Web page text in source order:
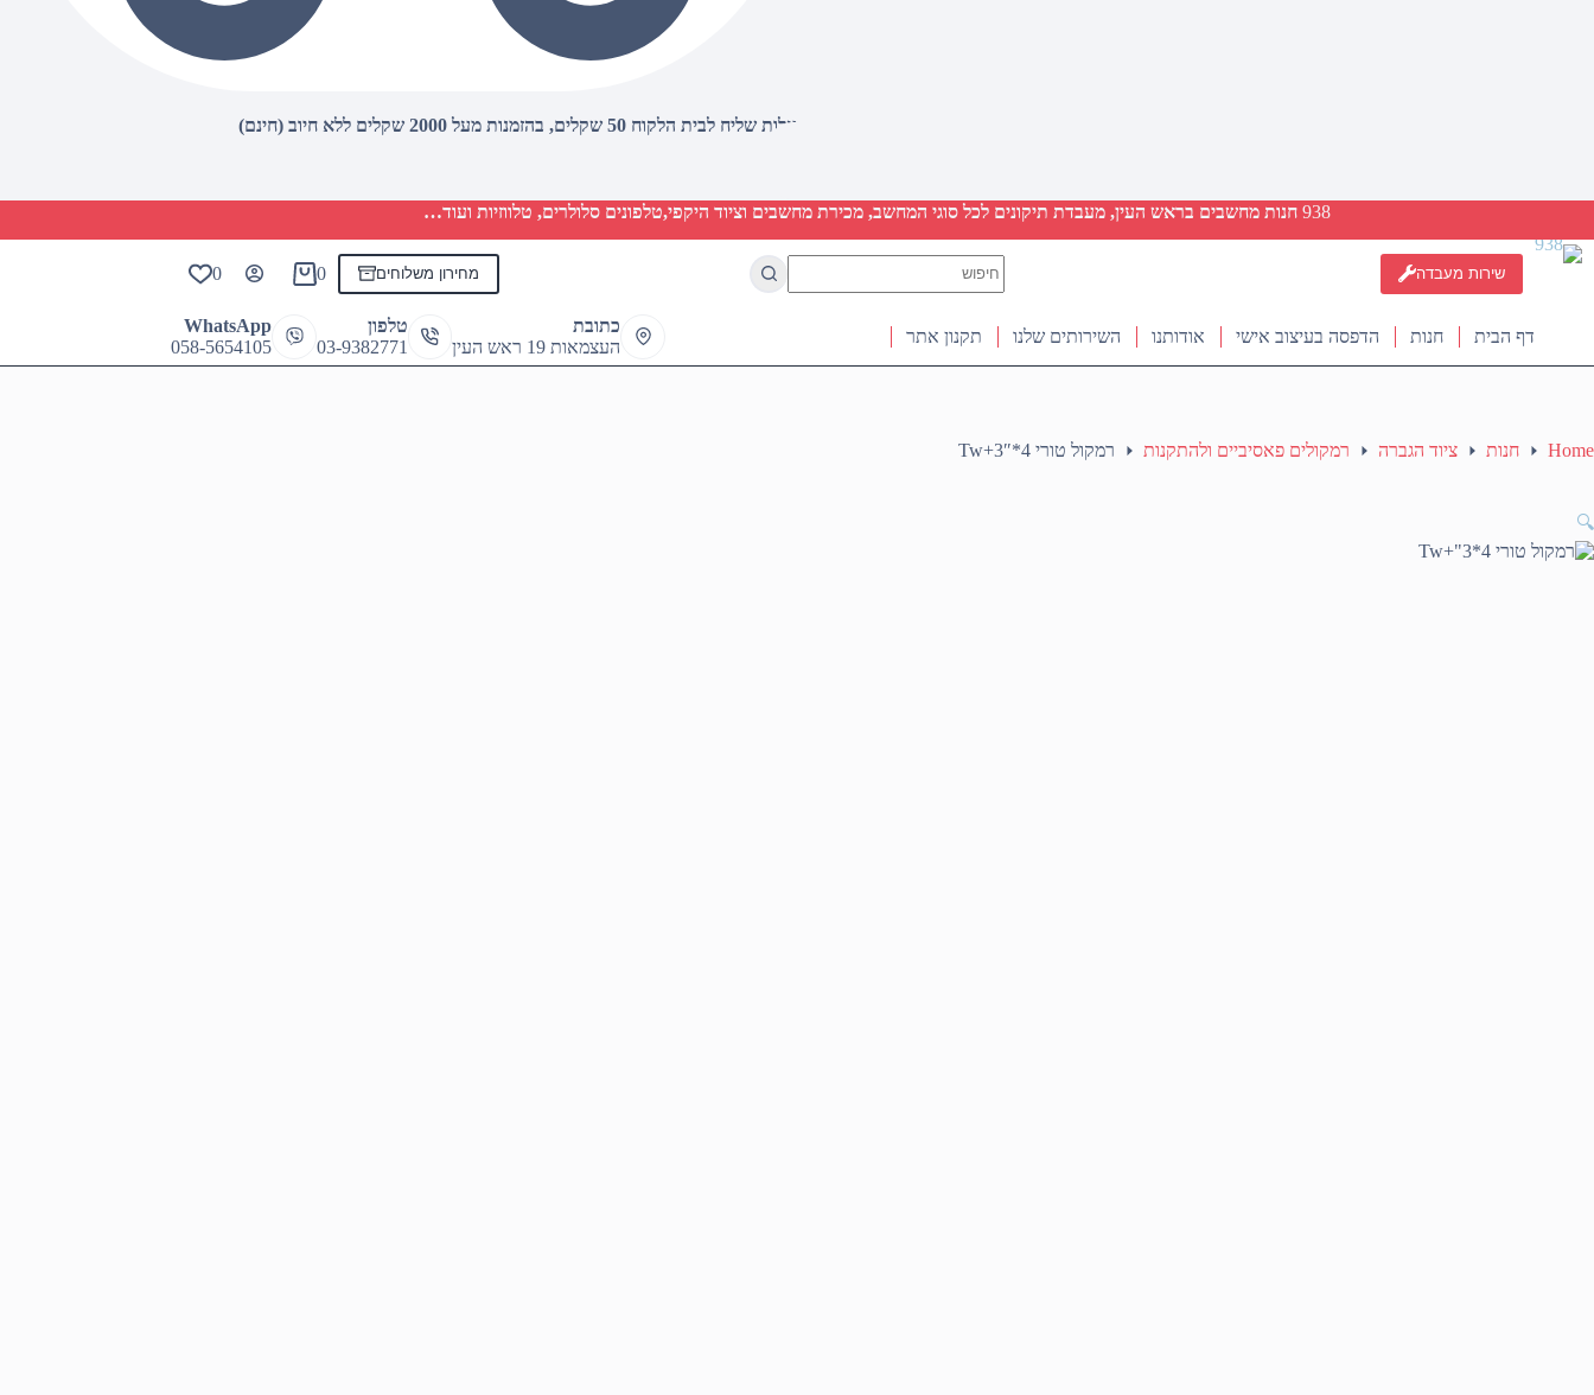
עלות שליח לבית הלקוח 50 שקלים, בהזמנות מעל 2000 שקלים ללא חיוב (חינם)
938 חנות מחשבים בראש העין, מעבדת תיקונים לכל סוגי המחשב, מכירת מחשבים וציוד היקפי,טלפונים סלולרים, טלווזיות ועוד…
שירות מעבדה
results
מחירון משלוחים
Shopping
0
0
דף הבית חנות הדפסה בעיצוב אישי אודותנו השירותים שלנו תקנון אתר
כתובת
העצמאות 19 ראש העין
טלפון
03-9382771
WhatsApp
058-5654105
Home חנות ציוד הגברה רמקולים פאסיביים ולהתקנות רמקול טורי 4*3″+Tw
🔍